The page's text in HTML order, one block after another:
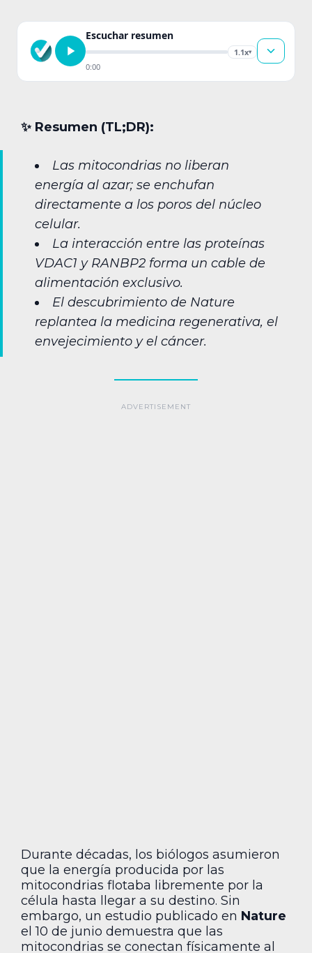
Escuchar resumen
1.1x▾
0:00
✨︎ Resumen (TL;DR):
Las mitocondrias no liberan
energía al azar; se enchufan
directamente a los poros del núcleo
celular.
La interacción entre las proteínas
VDAC1 y RANBP2 forma un cable de
alimentación exclusivo.
El descubrimiento de Nature
replantea la medicina regenerativa, el
envejecimiento y el cáncer.
Durante décadas, los biólogos asumieron
que la energía producida por las
mitocondrias flotaba libremente por la
célula hasta llegar a su destino. Sin
embargo, un estudio publicado en Nature
el 10 de junio demuestra que las
mitocondrias se conectan físicamente al